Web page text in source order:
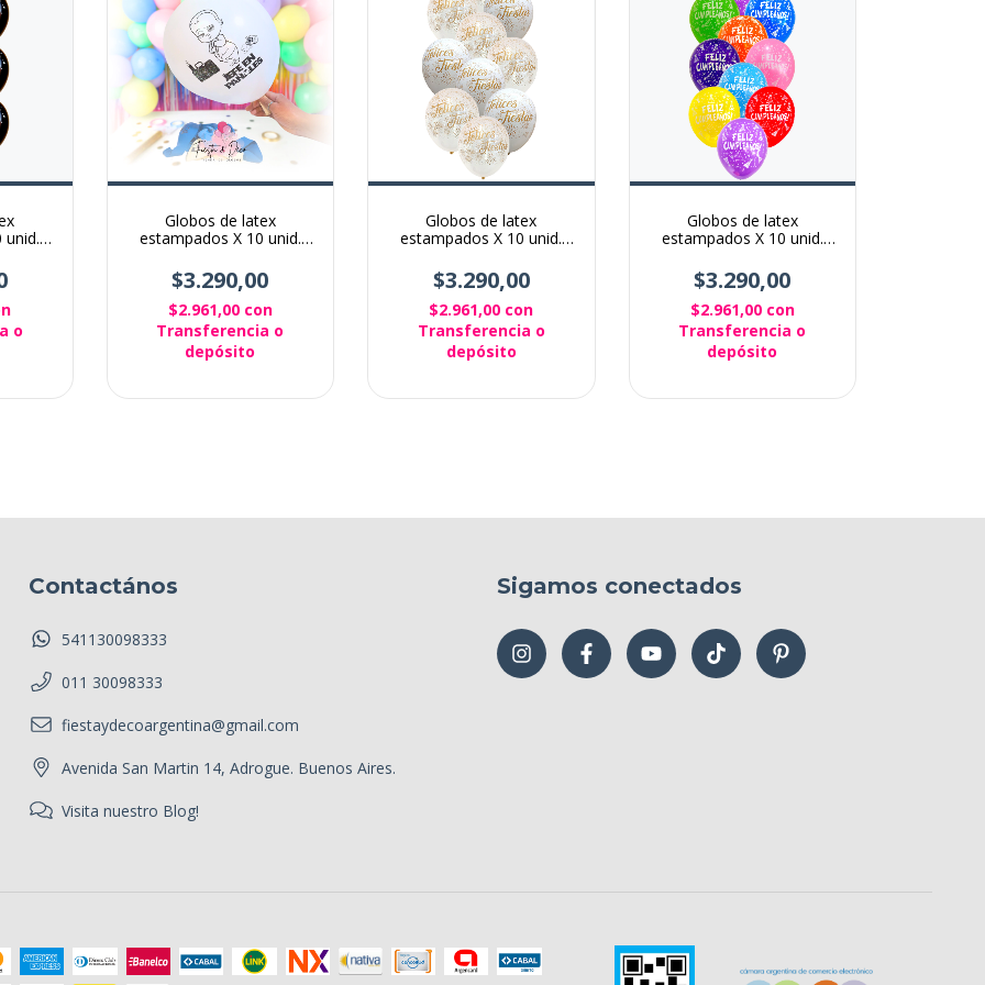
unid.
o
Globos de latex
estampados X 10 unid.
$3.290,00
$2.961,00 con
Transferencia o
depósito
Globos de latex
estampados X 10 unid.
cristal
$3.290,00
$2.961,00 con
Transferencia o
depósito
Globos de latex
estampados X 10 unid.
$3.290,00
$2.961,00 con
Transferencia o
depósito
Contactános
541130098333
011 30098333
fiestaydecoargentina@gmail.com
Avenida San Martin 14, Adrogue. Buenos Aires.
Visita nuestro Blog!
Sigamos conectados